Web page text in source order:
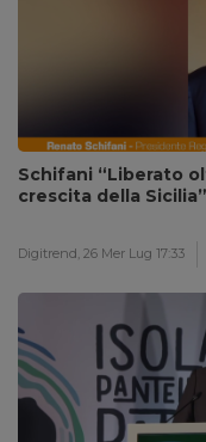
Schifani “Liberato
crescita della Sicilia”
Digitrend, 26 Mer Lug 17:33